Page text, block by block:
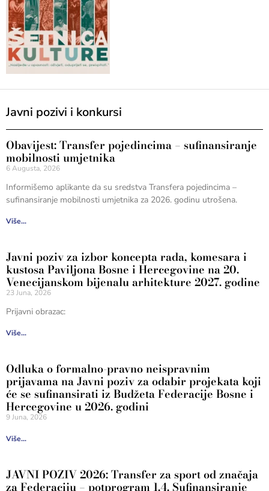
Javni pozivi i konkursi
Obavijest: Transfer pojedincima – sufinansiranje
mobilnosti umjetnika
6 Augusta, 2026
Informišemo aplikante da su sredstva Transfera pojedincima –
sufinansiranje mobilnosti umjetnika za 2026. godinu utrošena.
Više...
Javni poziv za izbor koncepta rada, komesara i
kustosa Paviljona Bosne i Hercegovine na 20.
Venecijanskom bijenalu arhitekture 2027. godine
23 Juna, 2026
Prijavni obrazac:
Više...
Odluka o formalno-pravno neispravnim
prijavama na Javni poziv za odabir projekata koji
će se sufinansirati iz Budžeta Federacije Bosne i
Hercegovine u 2026. godini
9 Juna, 2026
Više...
JAVNI POZIV 2026: Transfer za sport od značaja
za Federaciju – potprogram 1.4. Sufinansiranje